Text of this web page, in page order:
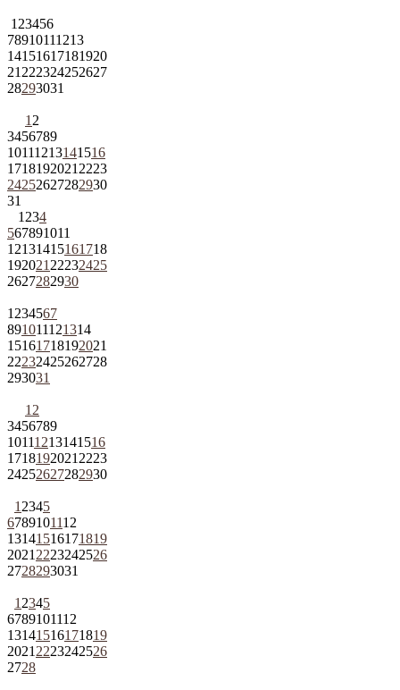
1 23456
78910111213
14151617181920
21 222324252627
28293031
1 2
3456789
10111213141516
1718192021 2223
24252627282930
31
1 234
567891011
12131415161718
192021 22232425
2627282930
1 234567
891011121314
15161718192021
22232425262728
293031
1 2
3456789
10111213141516
1718192021 2223
24252627282930
1 2345
6789101112
13141516171819
2021 2223242526
2728293031
1 2345
6789101112
13141516171819
2021 2223242526
2728